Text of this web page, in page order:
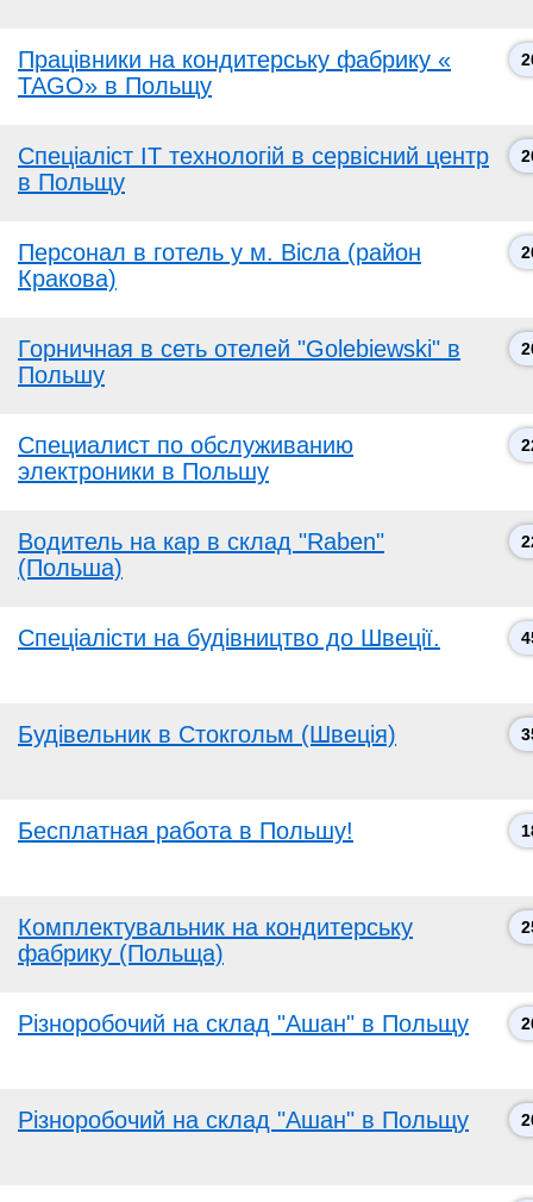
Працівники на кондитерську фабрику «
TAGO» в Польщу
Спеціаліст IT технологій в сервісний центр
в Польщу
Персонал в готель у м. Вісла (район
Кракова)
Горничная в сеть отелей "Golebiewski" в
Польшу
Специалист по обслуживанию
электроники в Польшу
Водитель на кар в склад "Raben"
(Польша)
Спеціалісти на будівництво до Швеції.
Будівельник в Стокгольм (Швеція)
Бесплатная работа в Польшу!
Комплектувальник на кондитерську
фабрику (Польща)
Різноробочий на склад "Ашан" в Польщу
Різноробочий на склад "Ашан" в Польщу